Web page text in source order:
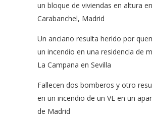
un bloque de viviendas en altura en
Carabanchel, Madrid
Un anciano resulta herido por
un incendio en una residencia de
La Campana en Sevilla
Fallecen dos bomberos y otro
en un incendio de un VE en un
de Madrid